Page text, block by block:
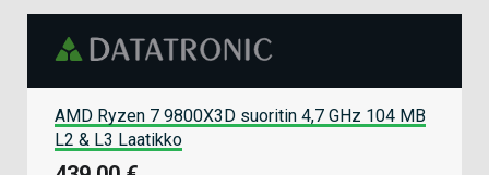
AMD Ryzen 7 9800X3D suoritin 4,7 GHz 104 MB
L2 & L3 Laatikko